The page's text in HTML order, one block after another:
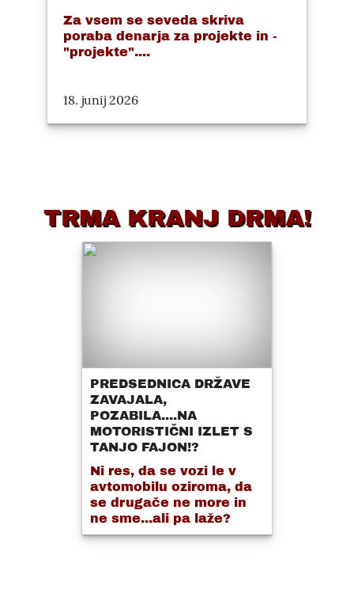
Za vsem se seveda skriva
poraba denarja za projekte in -
"projekte"....
18. junij 2026
TRMA KRANJ DRMA!
PREDSEDNICA DRŽAVE
ZAVAJALA,
POZABILA....NA
MOTORISTIČNI IZLET S
TANJO FAJON!?
Ni res, da se vozi le v
avtomobilu oziroma, da
se drugače ne more in
ne sme...ali pa laže?